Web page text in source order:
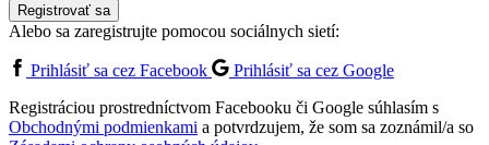
Registrovať sa
Alebo sa zaregistrujte pomocou sociálnych sietí:
Prihlásiť sa cez Facebook
Prihlásiť sa cez Google
Registráciou prostredníctvom Facebooku či Google súhlasím s
Obchodnými podmienkami a potvrdzujem, že som sa zoznámil/a so